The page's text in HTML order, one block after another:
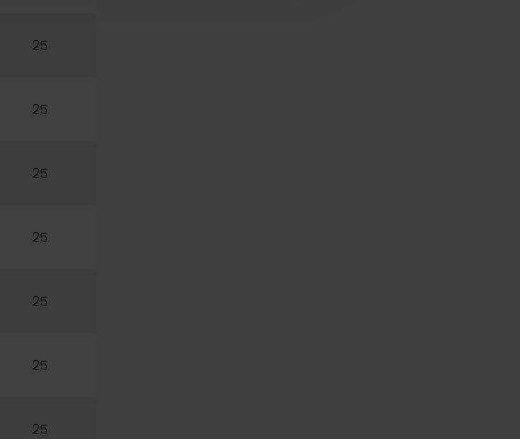
25
25
25
25
25
25
25